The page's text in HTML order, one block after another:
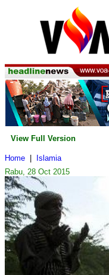
View Full Version
Home
Islamia
Rabu, 28 Oct 2015